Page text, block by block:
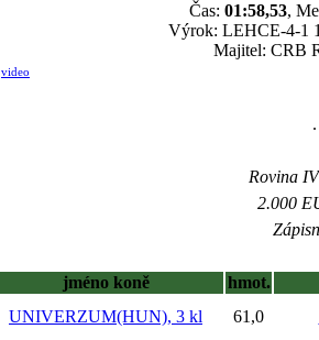
Čas: 01:58,53,
Výrok: LEHCE-4-1
Majitel: CRB
video
Rovina
2.000
jméno koně
hmot.
UNIVERZUM(HUN), 3 kl 61,0